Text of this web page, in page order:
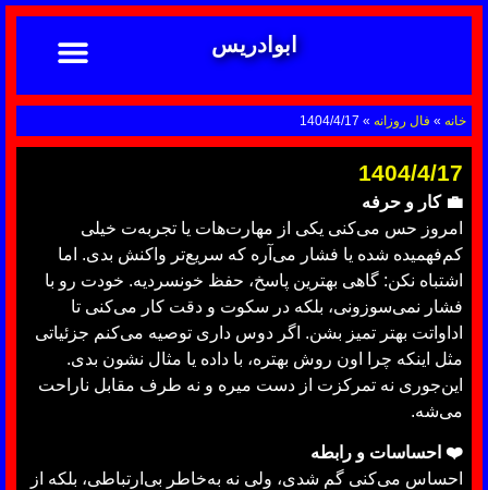
ابوادریس
خانه » فال روزانه »
1404/4/17
1404/4/17
💼 کار و حرفه
امروز حس می‌کنی یکی از مهارت‌هات یا تجربه‌ت خیلی
کم‌فهمیده شده یا فشار می‌آره که سریع‌تر واکنش بدی. اما
اشتباه نکن: گاهی بهترین پاسخ، حفظ خونسردیه. خودت رو با
فشار نمی‌سوزونی، بلکه در سکوت و دقت کار می‌کنی تا
اداواتت بهتر تمیز بشن. اگر دوس داری توصیه می‌کنم جزئیاتی
مثل اینکه چرا اون روش بهتره، با داده یا مثال نشون بدی.
این‌جوری نه تمرکزت از دست میره و نه طرف مقابل ناراحت
می‌شه.
❤️ احساسات و رابطه
احساس می‌کنی گم شدی، ولی نه به‌خاطر بی‌ارتباطی، بلکه از